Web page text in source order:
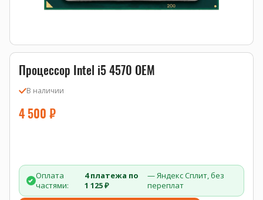
Процессор Intel i5 4570 OEM
В наличии
4 500 ₽
Оплата
частями:
4 платежа по
1 125 ₽
— Яндекс Сплит, без
переплат